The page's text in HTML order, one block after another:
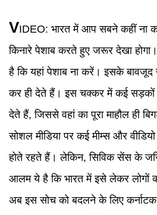
VIDEO: भारत में आप सबने कहीं ना
किनारे पेशाब करते हुए जरूर देखा होगा।
है कि यहां पेशाब ना करें। इसके बावजूद
कर ही देते हैं। इस चक्कर में कई सड़कों
देते हैं, जिससे वहां का पूरा माहौल ही
सोशल मीडिया पर कई मीम्स और
होते रहते हैं। लेकिन, सिविक सेंस के
आलम ये है कि भारत में इसे लेकर लोगों
अब इस सोच को बदलने के लिए